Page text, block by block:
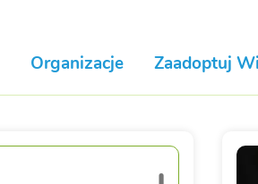
Organizacje Zaadoptuj